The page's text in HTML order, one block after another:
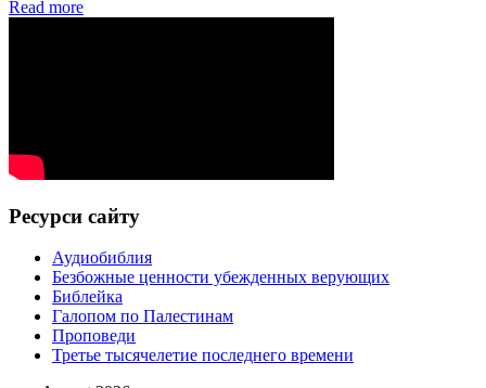
Read more
Ресурси сайту
Аудиобиблия
Безбожные ценности убежденных верующих
Библейка
Галопом по Палестинам
Проповеди
Третье тысячелетие последнего времени